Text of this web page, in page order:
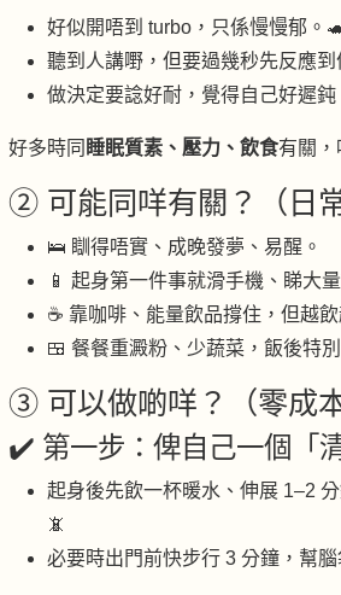
好似開唔到 turbo，只係慢慢郁。
聽到人講嘢，但要過幾秒先反應到
做決定要諗好耐，覺得自己好遲鈍
好多時同 睡眠質素、壓力、飲食有關，
② 可能同咩有關？（日
🛌 瞓得唔實、成晚發夢、易醒。
📱 起身第一件事就滑手機、睇大
☕ 靠咖啡、能量飲品撐住，但越飲
🍱 餐餐重澱粉、少蔬菜，飯後特別
③ 可以做啲咩？（零成
✔️ 第一步：俾自己一個「清
起身後先飲一杯暖水、伸展 1–2 分
📵
必要時出門前快步行 3 分鐘，幫腦